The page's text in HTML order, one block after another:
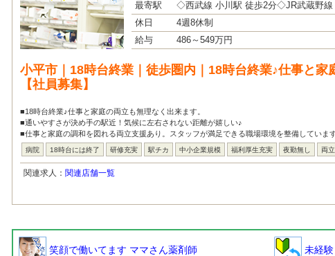
最寄駅
◇西武線 小川駅 徒歩2分◇JR武蔵野線
休日
4週8休制
給与
486～549万円
小平市｜18時台終業｜徒歩圏内｜18時台終業♪仕事と家
【社員募集】
■18時台終業♪仕事と家庭の両立も無理なく出来ます。
■通いやすさが決め手の駅近！気候に左右されない距離が嬉しい♪
■仕事と家庭の調和を図れる両立支援あり。スタッフが満足できる職場環境を整備しています
病院 18時台には終了 研修充実 駅チカ 中小企業規模 福利厚生充実 夜勤無し 両
関連求人： 関連店舗一覧
笑顔で働いてます ママさん薬剤師 未経